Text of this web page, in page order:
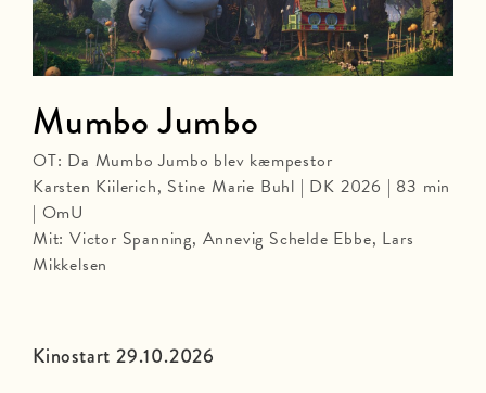
Kinostart 29.10.2026
Mumbo Jumbo
OT: Da Mumbo Jumbo blev kæmpestor
Karsten Kiilerich, Stine Marie Buhl | DK 2026 | 83 min
| OmU
Mit: Victor Spanning, Annevig Schelde Ebbe, Lars
Mikkelsen